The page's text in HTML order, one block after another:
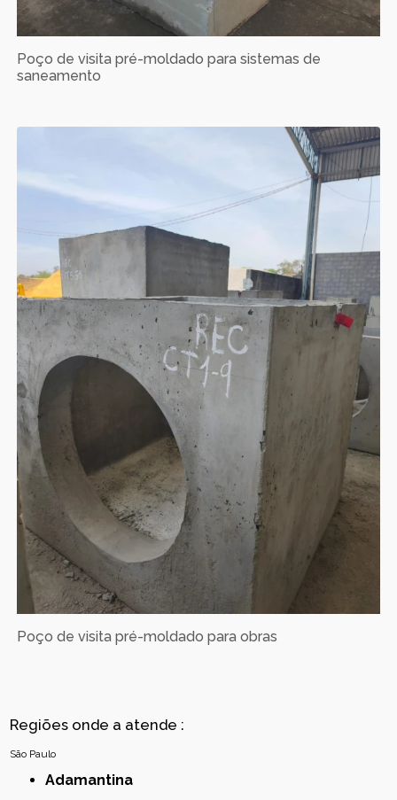
Poço de visita pré-moldado para sistemas de
saneamento
Poço de visita pré-moldado para obras
Regiões onde a atende :
São Paulo
Adamantina